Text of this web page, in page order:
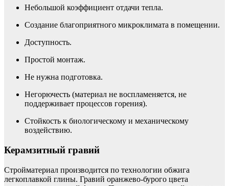
Небольшой коэффициент отдачи тепла.
Создание благоприятного микроклимата в помещении.
Доступность.
Простой монтаж.
Не нужна подготовка.
Негорючесть (материал не воспламеняется, не
поддерживает процессов горения).
Стойкость к биологическому и механическому
воздействию.
Керамзитный гравий
Стройматериал производится по технологии обжига
легкоплавкой глины. Гравий оранжево-бурого цвета